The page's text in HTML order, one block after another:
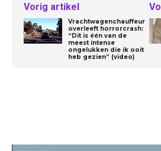
Vorig artikel
Vrachtwagenchauffeur
overleeft horrorcrash:
“Dit is één van de
meest intense
ongelukken die ik ooit
heb gezien” (video)